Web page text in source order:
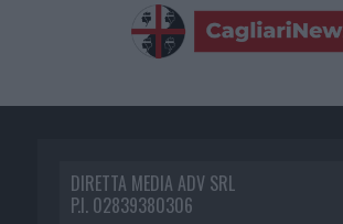
DIRETTA MEDIA ADV SRL
P.I. 02839380306